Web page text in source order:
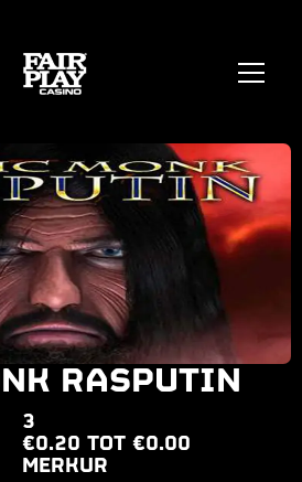
RASPUTIN
3
€0.20 TOT €0.00
MERKUR